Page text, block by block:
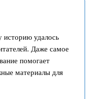
историю удалось
Даже самое
помогает
материалы для